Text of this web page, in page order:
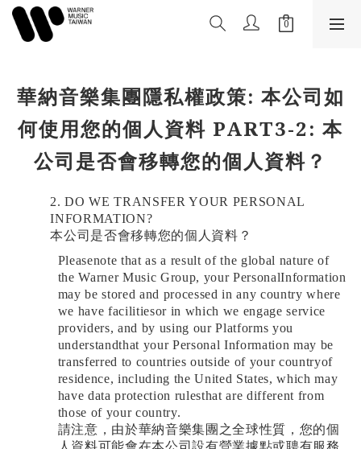
華納音樂集團隱私權政策: 本公司如
何使用您的個人資料 PART3-2: 本
公司是否會移轉您的個人資料？
2.DO WE TRANSFER YOUR PERSONAL
INFORMATION?
本公司是否會移轉您的個人資料？
Pleasenote that as a result of the global nature of
the Warner Music Group, your PersonalInformation
may be stored and processed in any country where
we have facilitiesor in which we engage service
providers, and by using our Platforms you
understandthat your Personal Information may be
transferred to countries outside of your countryof
residence, including the United States, which may
have data protection rulesthat are different from
those of your country.
請注意，由於華納音樂集團之全球性質，您的個
人資料可能會在本公司設有營業據點或聘有服務